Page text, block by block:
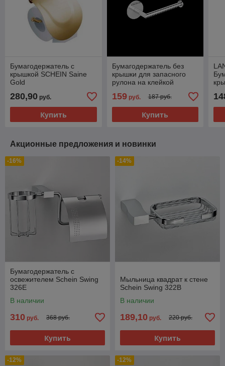
Бумагодержатель с
крышкой SCHEIN Saine
Gold
280,90 руб.
Купить
Бумагодержатель без
крышки для запасного
рулона на клейкой
159руб. 187 руб.
Купить
Акционные предложения и новинки
-16%
Бумагодержатель с
освежителем Schein Swing
326E
В наличии
310 руб. 368 руб.
Купить
-14%
Мыльница квадрат к стене
Schein Swing 322B
В наличии
189,10 руб. 220 руб.
Купить
-12% -12%